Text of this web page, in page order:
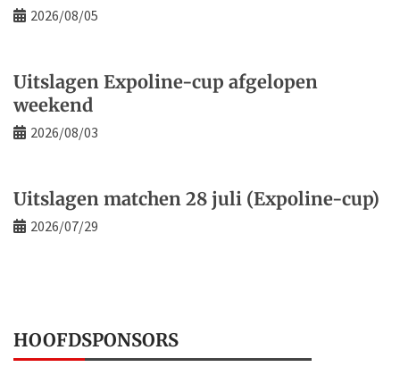
2026/08/05
Uitslagen Expoline-cup afgelopen
weekend
2026/08/03
Uitslagen matchen 28 juli (Expoline-cup)
2026/07/29
HOOFDSPONSORS